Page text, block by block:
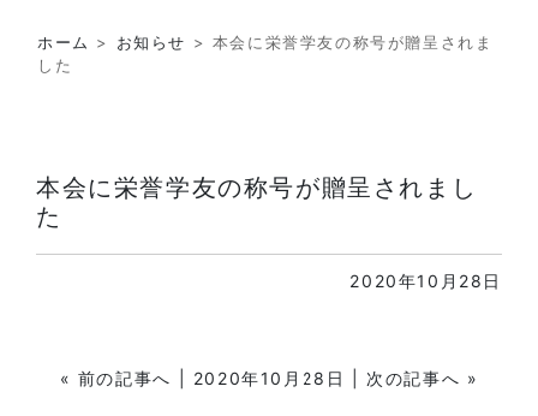
ホーム > お知らせ > 本会に栄誉学友の称号が贈呈されま
した
本会に栄誉学友の称号が贈呈されまし
た
2020年10月28日
« 前の記事へ | 2020年10月28日 | 次の記事へ »